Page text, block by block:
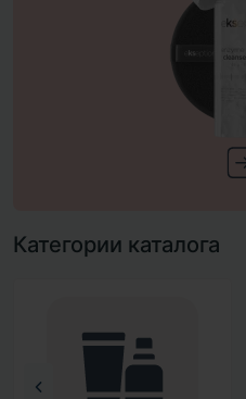
Категории каталога